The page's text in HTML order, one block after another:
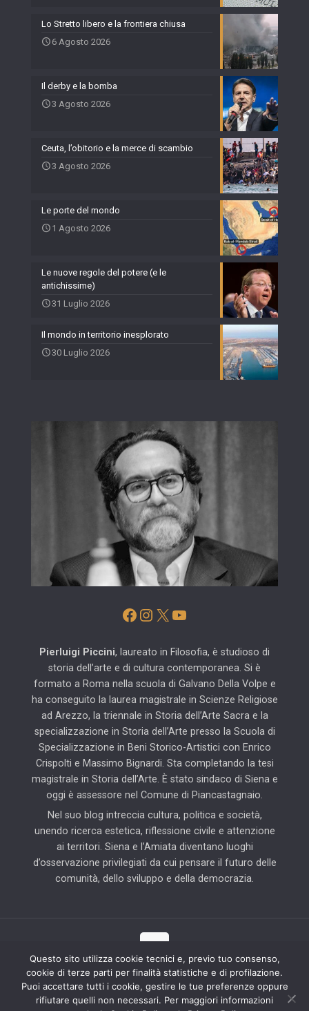
Lo Stretto libero e la frontiera chiusa
6 Agosto 2026
Il derby e la bomba
3 Agosto 2026
Ceuta, l’obitorio e la merce di scambio
3 Agosto 2026
Le porte del mondo
1 Agosto 2026
Le nuove regole del potere (e le
antichissime)
31 Luglio 2026
Il mondo in territorio inesplorato
30 Luglio 2026
Facebook
Instagram
X YouTube
Pierluigi Piccini, laureato in Filosofia, è studioso di
storia dell’arte e di cultura contemporanea. Si è
formato a Roma nella scuola di Galvano Della Volpe e
ha conseguito la laurea magistrale in Scienze Religiose
ad Arezzo, la triennale in Storia dell’Arte Sacra e la
specializzazione in Storia dell’Arte presso la Scuola di
Specializzazione in Beni Storico-Artistici con Enrico
Crispolti e Massimo Bignardi. Sta completando la tesi
magistrale in Storia dell’Arte. È stato sindaco di Siena e
oggi è assessore nel Comune di Piancastagnaio.
Nel suo blog intreccia cultura, politica e società,
unendo ricerca estetica, riflessione civile e attenzione
ai territori. Siena e l’Amiata diventano luoghi
d’osservazione privilegiati da cui pensare il futuro delle
comunità, dello sviluppo e della democrazia.
© 2025 Il Blog di Pierluigi Piccini | Tutti i diritti riservati | Partner
tecnico: Hab Solution
Questo sito utilizza cookie tecnici e, previo tuo consenso,
cookie di terze parti per finalità statistiche e di profilazione.
Puoi accettare tutti i cookie, gestire le tue preferenze oppure
rifiutare quelli non necessari. Per maggiori informazioni